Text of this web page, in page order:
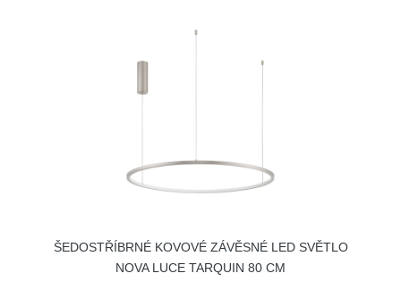
ŠEDOSTŘÍBRNÉ KOVOVÉ ZÁVĚSNÉ LED SVĚTLO
NOVA LUCE TARQUIN 80 CM